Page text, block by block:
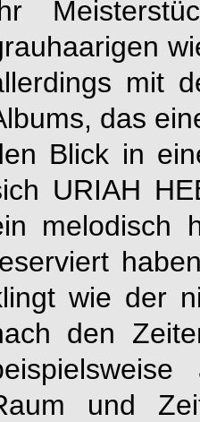
mit
das
Blick in
URIAH
melodisch
wie der
den
und